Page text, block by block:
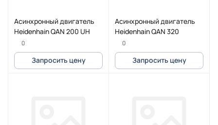
Асинхронный двигатель
Heidenhain QAN 200 UH
0
Запросить цену
Асинхронный двигатель
Heidenhain QAN 320
0
Запросить цену